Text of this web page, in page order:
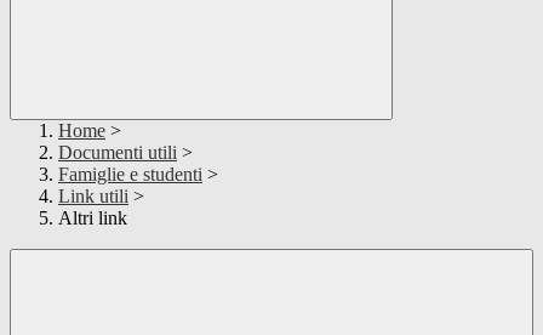
Home >
Documenti utili >
Famiglie e studenti >
Link utili >
Altri link